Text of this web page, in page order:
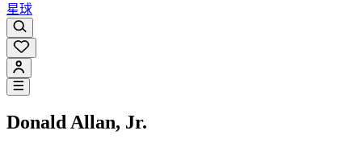
星球
Donald Allan, Jr.